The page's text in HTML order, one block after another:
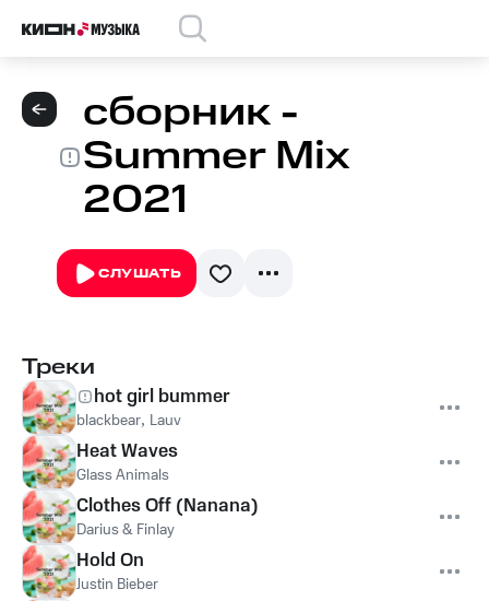
сборник -
Summer Mix
2021
СЛУШАТЬ
Треки
hot girl bummer
blackbear, Lauv
Heat Waves
Glass Animals
Clothes Off (Nanana)
Darius & Finlay
Hold On
Justin Bieber